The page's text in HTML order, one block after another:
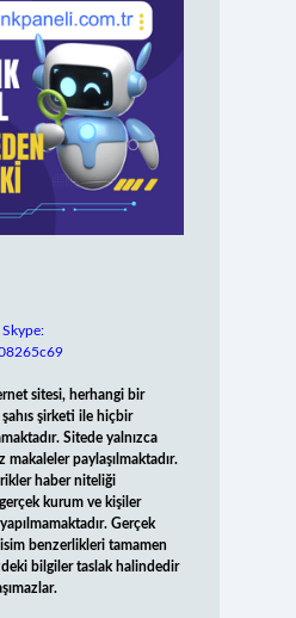
Skype:
sitesi, herhangi bir
şirketi ile hiçbir
Sitede yalnızca
makaleler paylaşılmaktadır.
haber niteliği
kurum ve kişiler
Gerçek
benzerlikleri tamamen
bilgiler taslak halindedir